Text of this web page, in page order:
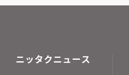
ニッタクニュース